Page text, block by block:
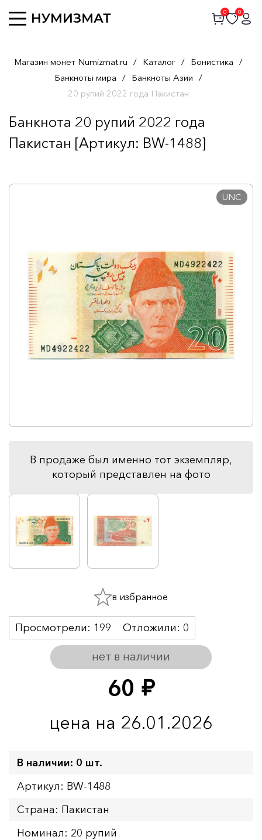
0 0
Магазин монет Numizmat.ru / Каталог / Бонистика /
Банкноты мира / Банкноты Азии /
20 рупий 2022 года Пакистан
Банкнота 20 рупий 2022 года
Пакистан [Артикул: BW-1488]
UNC
В продаже был именно тот экземпляр,
который представлен на фото
60 руб.
цена на 26.01.2026
нет в наличии
Просмотрели: 199 Отложили: 0
в избранное
В наличии: 0 шт.
Артикул: BW-1488
Страна: Пакистан
Номинал: 20 рупий